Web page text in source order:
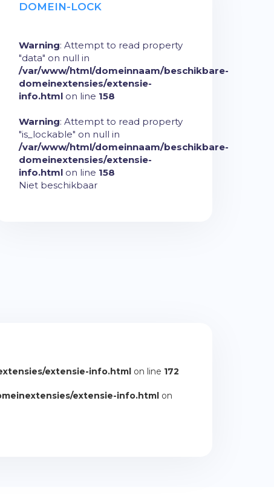
DOMEIN-LOCK
Warning: Attempt to read property
"data" on null in
/var/www/html/domeinnaam/beschikbare-
domeinextensies/extensie-
info.html on line 158
Warning: Attempt to read property
"is_lockable" on null in
/var/www/html/domeinnaam/beschikbare-
domeinextensies/extensie-
info.html on line 158
Niet beschikbaar
extensie-info.html on line 172
extensie-info.html on